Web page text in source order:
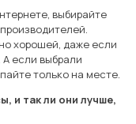
выбирайте
хорошей, даже если
если выбрали
только на месте.
и так ли они лучше,